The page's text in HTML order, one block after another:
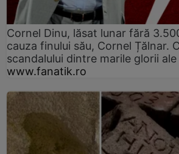
Cornel Dinu, lăsat lunar fără
cauza finului său, Cornel Țălnar.
scandalului dintre marile glorii
www.fanatik.ro